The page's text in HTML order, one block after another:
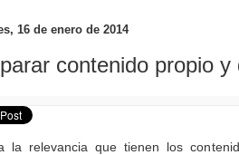
16 de enero de 2014
contenido propio y
la relevancia que tienen los